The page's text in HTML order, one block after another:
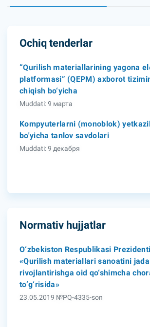
Ochiq tenderlar
“Qurilish materiallarining yagona
platformasi” (QEPM) axborot
chiqish bo‘yicha
Muddati: 9 марта
Kompyuterlarni (monoblok)
bo'yicha tanlov savdolari
Muddati: 9 декабря
Normativ hujjatlar
O‘zbekiston Respublikasi
«Qurilish materiallari sanoatini
rivojlantirishga oid qo‘shimcha
to‘g‘risida»
23.05.2019 №PQ-4335-son